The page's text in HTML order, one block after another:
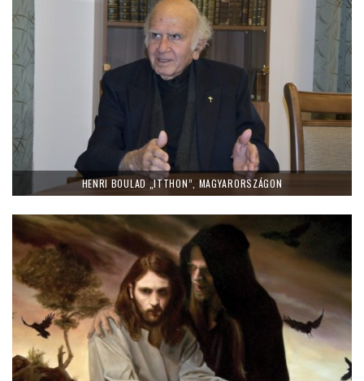
HENRI BOULAD „ITTHON”, MAGYARORSZÁGON